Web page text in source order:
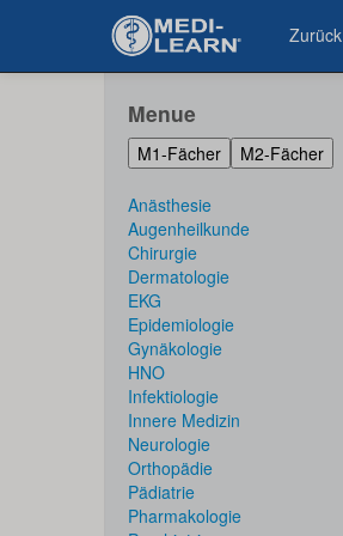
Zurück
Menue
M1-Fächer M2-Fächer
Anästhesie
Augenheilkunde
Chirurgie
Dermatologie
EKG
Epidemiologie
Gynäkologie
HNO
Infektiologie
Innere Medizin
Neurologie
Orthopädie
Pädiatrie
Pharmakologie